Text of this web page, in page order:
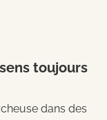
toujours
dans des